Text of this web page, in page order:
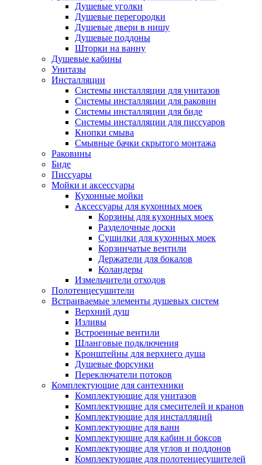
Душевые уголки
Душевые перегородки
Душевые двери в нишу
Душевые поддоны
Шторки на ванну
Душевые кабины
Унитазы
Инсталляции
Системы инсталляции для унитазов
Системы инсталляции для раковин
Системы инсталляции для биде
Системы инсталляции для писсуаров
Кнопки смыва
Смывные бачки скрытого монтажа
Раковины
Биде
Писсуары
Мойки и аксессуары
Кухонные мойки
Аксессуары для кухонных моек
Корзины для кухонных моек
Разделочные доски
Сушилки для кухонных моек
Корзинчатые вентили
Держатели для бокалов
Коландеры
Измельчители отходов
Полотенцесушители
Встраиваемые элементы душевых систем
Верхний душ
Изливы
Встроенные вентили
Шланговые подключения
Кронштейны для верхнего душа
Душевые форсунки
Переключатели потоков
Комплектующие для сантехники
Комплектующие для унитазов
Комплектующие для смесителей и кранов
Комплектующие для инсталляций
Комплектующие для ванн
Комплектующие для кабин и боксов
Комплектующие для углов и поддонов
Комплектующие для полотенцесушителей